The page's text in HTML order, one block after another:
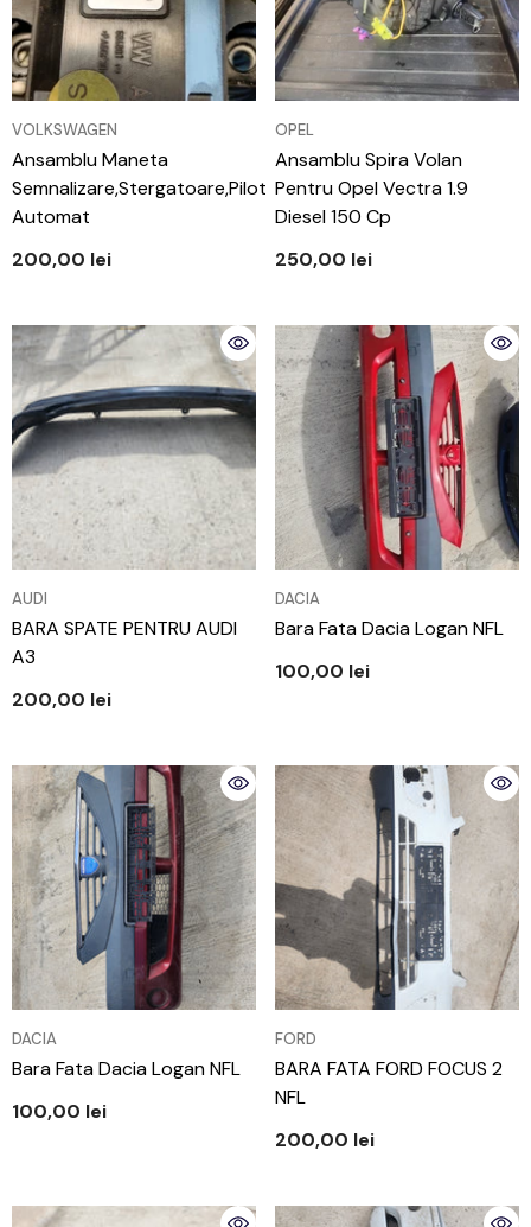
VÂNZĂTOR:
VOLKSWAGEN
Ansamblu Maneta
Semnalizare,stergatoare,pilot
Automat
200,00 lei
VÂNZĂTOR:
OPEL
Ansamblu Spira Volan
Pentru Opel Vectra 1.9
Diesel 150 Cp
250,00 lei
VÂNZĂTOR:
AUDI
BARA SPATE PENTRU AUDI
A3
200,00 lei
VÂNZĂTOR:
DACIA
Bara Fata Dacia Logan NFL
100,00 lei
VÂNZĂTOR:
DACIA
Bara Fata Dacia Logan NFL
100,00 lei
VÂNZĂTOR:
FORD
BARA FATA FORD FOCUS 2
NFL
200,00 lei